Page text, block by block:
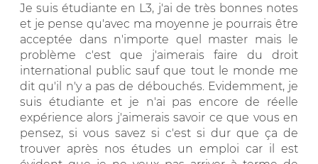
Je suis étudiante en L3, j'ai de très bonnes notes
et je pense qu'avec ma moyenne je pourrais être
acceptée dans n'importe quel master mais le
problème c'est que j'aimerais faire du droit
international public sauf que tout le monde me
dit qu'il n'y a pas de débouchés. Evidemment, je
suis étudiante et je n'ai pas encore de réelle
expérience alors j'aimerais savoir ce que vous en
pensez, si vous savez si c'est si dur que ça de
trouver après nos études un emploi car il est